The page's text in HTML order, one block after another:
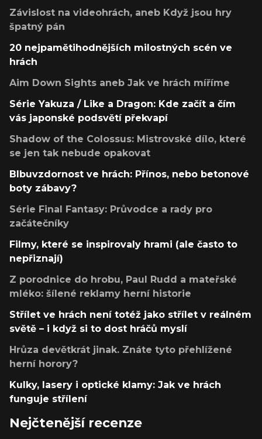
Závislost na videohrách, aneb Když jsou hry
špatný pán
20 nejpamětihodnějších milostných scén ve
hrách
Aim Down Sights aneb Jak ve hrách míříme
Série Yakuza / Like a Dragon: Kde začít a čím
vás japonské podsvětí překvapí
Shadow of the Colossus: Mistrovské dílo, které
se jen tak nebude opakovat
Blbuvzdornost ve hrách: Přínos, nebo betonové
boty zábavy?
Série Final Fantasy: Průvodce a rady pro
začátečníky
Filmy, které se inspirovaly hrami (ale často to
nepřiznají)
Z porodnice do hrobu, Paul Rudd a mateřské
mléko: šílené reklamy herní historie
Střílet ve hrách není totéž jako střílet v reálném
světě – i když si to dost hráčů myslí
Hrůza devětkrát jinak. Znáte tyto přehlížené
herní horory?
Kulky, lasery i optické klamy: Jak ve hrách
funguje střílení
Nejčtenější recenze